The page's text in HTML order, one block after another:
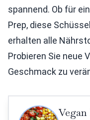
spannend. Ob für
Prep, diese
erhalten alle
Probieren Sie neue
Geschmack zu